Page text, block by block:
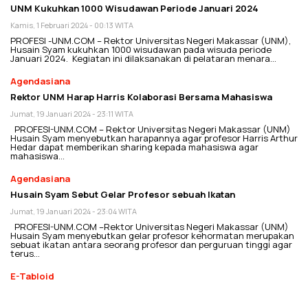
UNM Kukuhkan 1000 Wisudawan Periode Januari 2024
Kamis, 1 Februari 2024 - 00:13 WITA
PROFESI -UNM.COM – Rektor Universitas Negeri Makassar (UNM),
Husain Syam kukuhkan 1000 wisudawan pada wisuda periode
Januari 2024. Kegiatan ini dilaksanakan di pelataran menara…
Agendasiana
Rektor UNM Harap Harris Kolaborasi Bersama Mahasiswa
Jumat, 19 Januari 2024 - 23:11 WITA
PROFESI-UNM.COM – Rektor Universitas Negeri Makassar (UNM)
Husain Syam menyebutkan harapannya agar profesor Harris Arthur
Hedar dapat memberikan sharing kepada mahasiswa agar
mahasiswa…
Agendasiana
Husain Syam Sebut Gelar Profesor sebuah Ikatan
Jumat, 19 Januari 2024 - 23:04 WITA
PROFESI-UNM.COM –Rektor Universitas Negeri Makassar (UNM)
Husain Syam menyebutkan gelar profesor kehormatan merupakan
sebuat ikatan antara seorang profesor dan perguruan tinggi agar
terus…
E-Tabloid